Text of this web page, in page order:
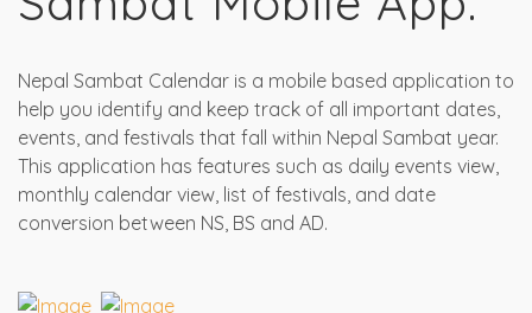
Nepal Sambat Calendar is a mobile based application to
help you identify and keep track of all important dates,
events, and festivals that fall within Nepal Sambat year.
This application has features such as daily events view,
monthly calendar view, list of festivals, and date
conversion between NS, BS and AD.